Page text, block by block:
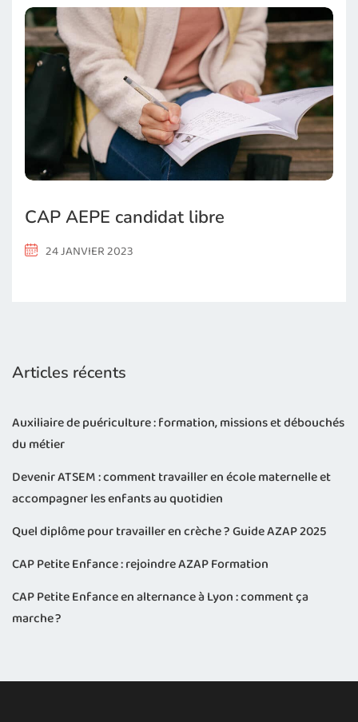
CAP AEPE candidat libre
24 JANVIER 2023
Articles récents
Auxiliaire de puériculture : formation, missions et débouchés
du métier
Devenir ATSEM : comment travailler en école maternelle et
accompagner les enfants au quotidien
Quel diplôme pour travailler en crèche ? Guide AZAP 2025
CAP Petite Enfance : rejoindre AZAP Formation
CAP Petite Enfance en alternance à Lyon : comment ça
marche ?